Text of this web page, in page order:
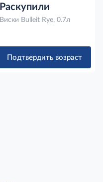
Раскупили
Виски Bulleit Rye, 0.7л
Подтвердить возраст